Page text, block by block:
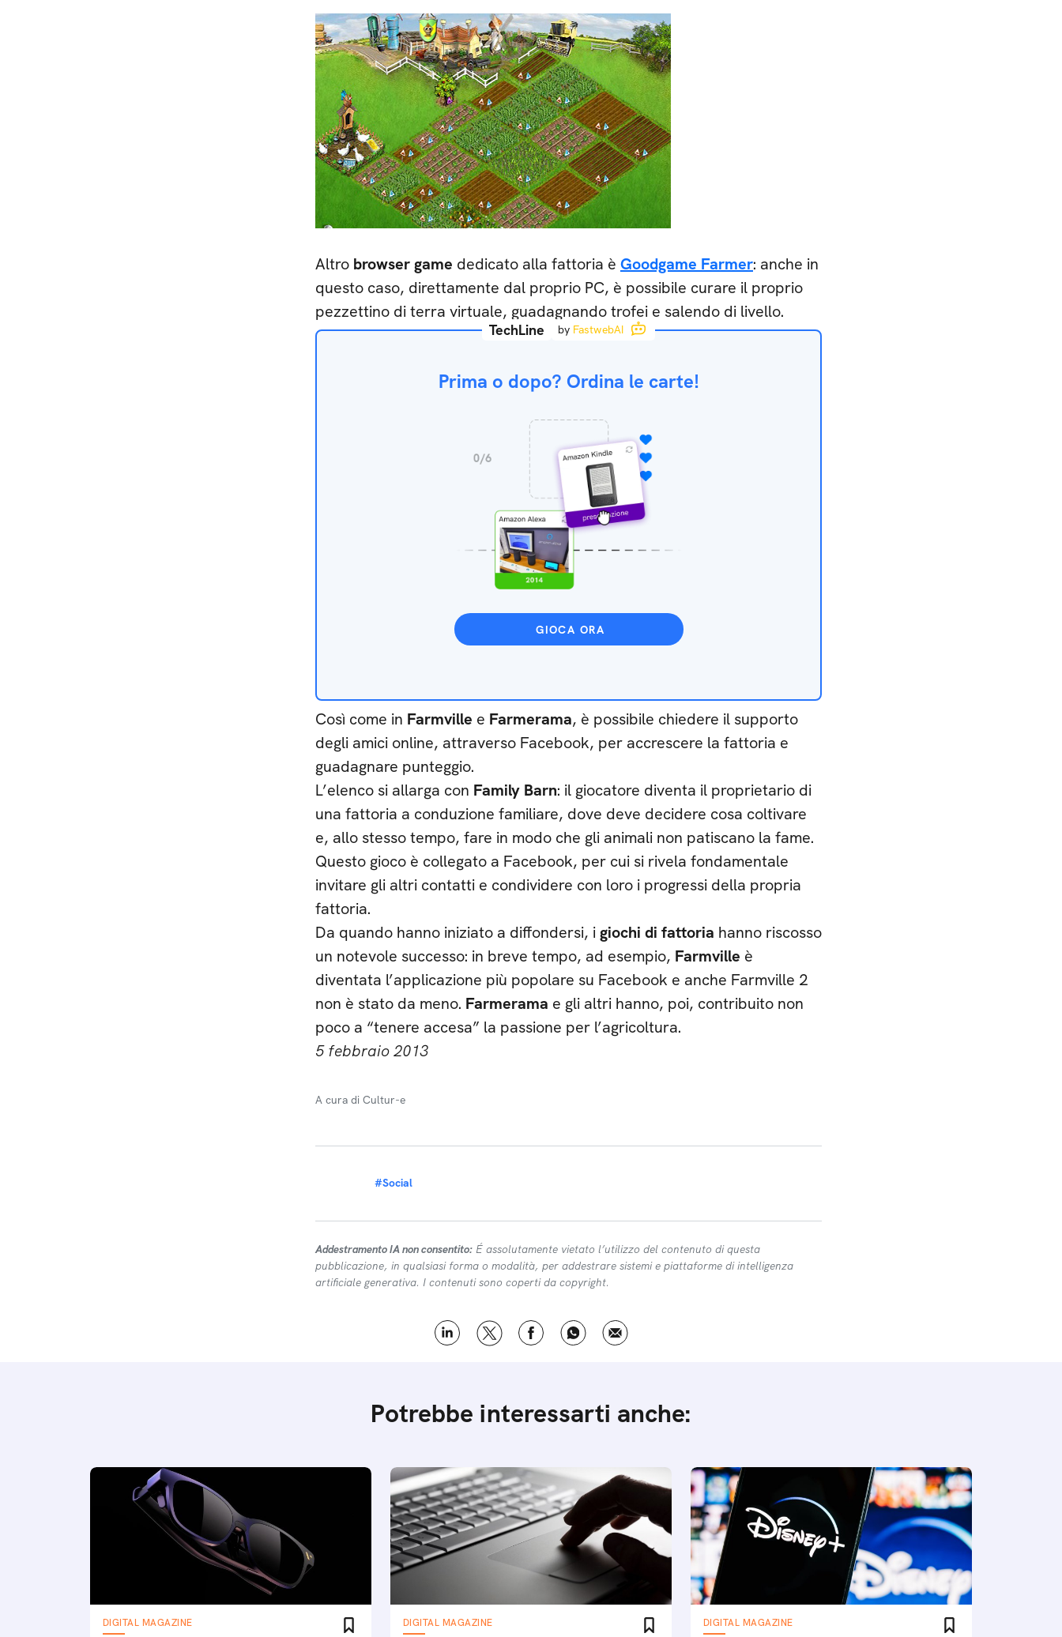
Spedizione SIM GRATIS
Altro browser game dedicato alla fattoria è Goodgame Farmer: anche in
questo caso, direttamente dal proprio PC, è possibile curare il proprio
pezzettino di terra virtuale, guadagnando trofei e salendo di livello.
TechLine by FastwebAI
Prima o dopo? Ordina le carte!
GIOCA ORA
Così come in Farmville e Farmerama, è possibile chiedere il supporto
degli amici online, attraverso Facebook, per accrescere la fattoria e
guadagnare punteggio.
L’elenco si allarga con Family Barn: il giocatore diventa il proprietario di
una fattoria a conduzione familiare, dove deve decidere cosa coltivare
e, allo stesso tempo, fare in modo che gli animali non patiscano la fame.
Questo gioco è collegato a Facebook, per cui si rivela fondamentale
invitare gli altri contatti e condividere con loro i progressi della propria
fattoria.
Da quando hanno iniziato a diffondersi, igiochi di fattoria hanno riscosso
un notevole successo: in breve tempo, ad esempio, Farmville è
diventata l’applicazione più popolare su Facebook e anche Farmville 2
non è stato da meno. Farmerama e gli altri hanno, poi, contribuito non
poco a “tenere accesa” la passione per l’agricoltura.
5 febbraio 2013
A cura di Cultur-e
#Social
Addestramento IA non consentito: É assolutamente vietato l’utilizzo del contenuto di questa
pubblicazione, in qualsiasi forma o modalità, per addestrare sistemi e piattaforme di intelligenza
artificiale generativa. I contenuti sono coperti da copyright.
Potrebbe interessarti anche:
DIGITAL MAGAZINE DIGITAL MAGAZINE DIGITAL MAGAZINE